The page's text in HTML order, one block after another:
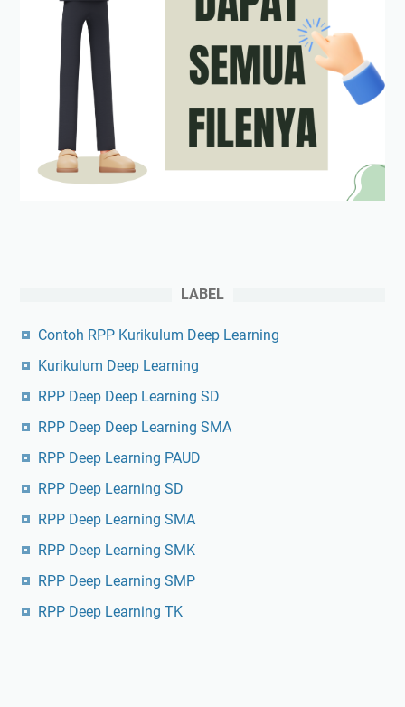
LABEL
Contoh RPP Kurikulum Deep Learning
Kurikulum Deep Learning
RPP Deep Deep Learning SD
RPP Deep Deep Learning SMA
RPP Deep Learning PAUD
RPP Deep Learning SD
RPP Deep Learning SMA
RPP Deep Learning SMK
RPP Deep Learning SMP
RPP Deep Learning TK